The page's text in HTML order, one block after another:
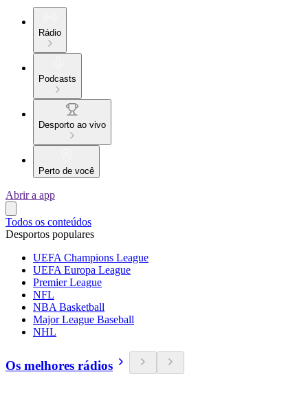
Rádio
Podcasts
Desporto ao vivo
Perto de você
Abrir a app
Todos os conteúdos
Desportos populares
UEFA Champions League
UEFA Europa League
Premier League
NFL
NBA Basketball
Major League Baseball
NHL
Os melhores rádios